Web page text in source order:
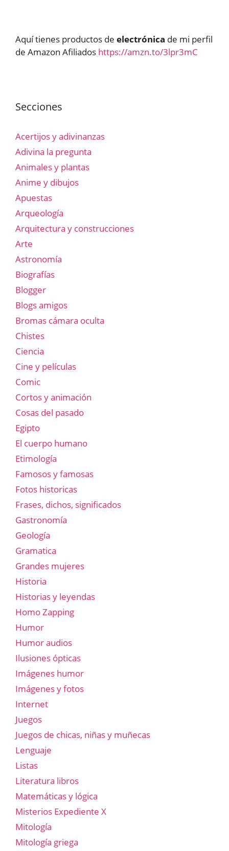
Aquí tienes productos de electrónica de mi perfil
de Amazon Afiliados https://amzn.to/3lpr3mC
Secciones
Acertijos y adivinanzas
Adivina la pregunta
Animales y plantas
Anime y dibujos
Apuestas
Arqueología
Arquitectura y construcciones
Arte
Astronomía
Biografías
Blogger
Blogs amigos
Bromas cámara oculta
Chistes
Ciencia
Cine y películas
Comic
Cortos y animación
Cosas del pasado
Egipto
El cuerpo humano
Etimología
Famosos y famosas
Fotos historicas
Frases, dichos, significados
Gastronomía
Geología
Gramatica
Grandes mujeres
Historia
Historias y leyendas
Homo Zapping
Humor
Humor audios
Ilusiones ópticas
Imágenes humor
Imágenes y fotos
Internet
Juegos
Juegos de chicas, niñas y muñecas
Lenguaje
Listas
Literatura libros
Matemáticas y lógica
Misterios Expediente X
Mitología
Mitología griega